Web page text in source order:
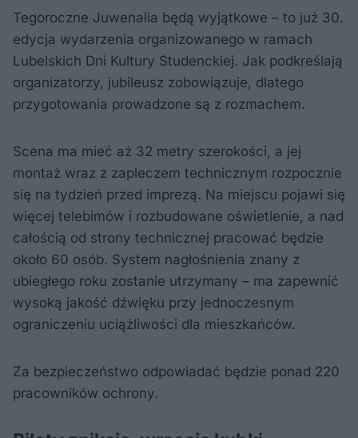
Tegoroczne Juwenalia będą wyjątkowe – to już 30.
edycja wydarzenia organizowanego w ramach
Lubelskich Dni Kultury Studenckiej. Jak podkreślają
organizatorzy, jubileusz zobowiązuje, dlatego
przygotowania prowadzone są z rozmachem.
Scena ma mieć aż 32 metry szerokości, a jej
montaż wraz z zapleczem technicznym rozpocznie
się na tydzień przed imprezą. Na miejscu pojawi się
więcej telebimów i rozbudowane oświetlenie, a nad
całością od strony technicznej pracować będzie
około 60 osób. System nagłośnienia znany z
ubiegłego roku zostanie utrzymany – ma zapewnić
wysoką jakość dźwięku przy jednoczesnym
ograniczeniu uciążliwości dla mieszkańców.
Za bezpieczeństwo odpowiadać będzie ponad 220
pracowników ochrony.